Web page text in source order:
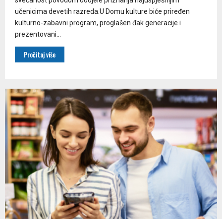
učenicima devetih razreda.U Domu kulture biće priređen
kulturno-zabavni program, proglašen đak generacije i
prezentovani...
Pročitaj više